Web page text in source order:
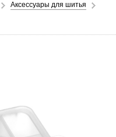
Аксессуары для шитья